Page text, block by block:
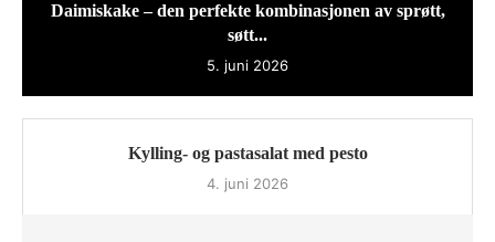
Daimiskake – den perfekte kombinasjonen av sprøtt,
søtt...
5. juni 2026
Kylling- og pastasalat med pesto
4. juni 2026